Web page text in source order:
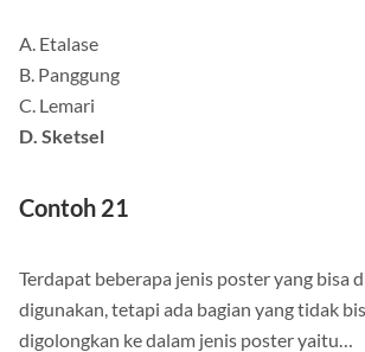
A. Etalase
B. Panggung
C. Lemari
D. Sketsel
Contoh 21
Terdapat beberapa jenis poster yang bisa
digunakan, tetapi ada bagian yang tidak
digolongkan ke dalam jenis poster yaitu…